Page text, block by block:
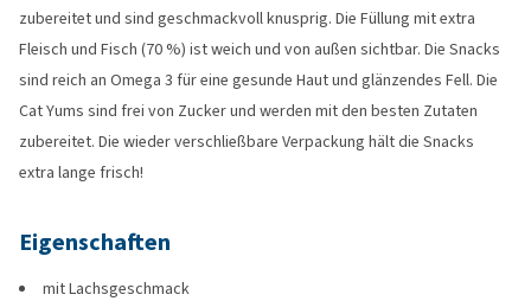
zubereitet und sind geschmackvoll knusprig. Die Füllung mit extra
Fleisch und Fisch (70 %) ist weich und von außen sichtbar. Die Snacks
sind reich an Omega 3 für eine gesunde Haut und glänzendes Fell. Die
Cat Yums sind frei von Zucker und werden mit den besten Zutaten
zubereitet. Die wieder verschließbare Verpackung hält die Snacks
extra lange frisch!
Eigenschaften
mit Lachsgeschmack